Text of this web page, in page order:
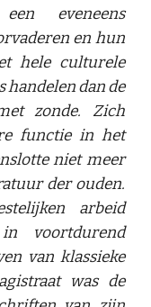
eveneens
en hun
hele culturele
handelen dan de
zonde. Zich
functie in het
niet meer
der ouden.
arbeid
voortdurend
van klassieke
was de